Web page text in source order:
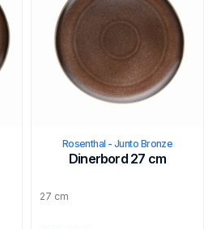
Rosenthal - Junto Bronze
Dinerbord 27 cm
27 cm